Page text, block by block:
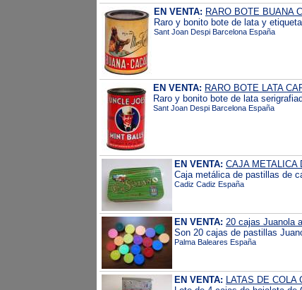
EN VENTA: RARO BOTE BUANA
Raro y bonito bote de lata y
Sant Joan Despi Barcelona España
EN VENTA: RARO BOTE LATA
Raro y bonito bote de lata
Sant Joan Despi Barcelona España
EN VENTA: CAJA METALICA
Caja metálica de pastillas de
Cadiz Cadiz España
EN VENTA: 20 cajas Juanola
Son 20 cajas de pastillas
Palma Baleares España
EN VENTA: LATAS DE COLA